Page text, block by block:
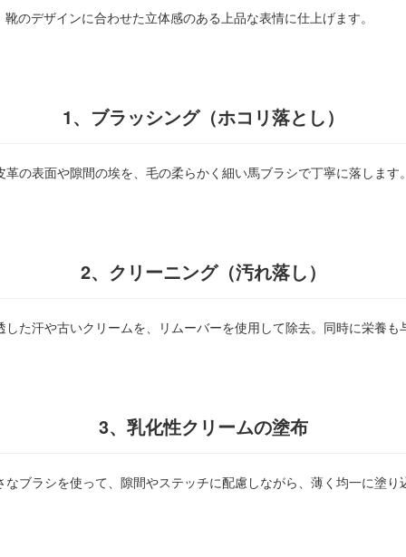
のデザインに合わせた立体感のある上品な表情に仕上げます。
1、ブラッシング（ホコリ落とし）
革の表面や隙間の埃を、毛の柔らかく細い馬ブラシで丁寧に落します。
2、クリーニング（汚れ落し）
した汗や古いクリームを、リムーバーを使用して除去。同時に栄養も
3、 乳化性クリームの塗布
なブラシを使って、隙間やステッチに配慮しながら、薄く均一に塗り